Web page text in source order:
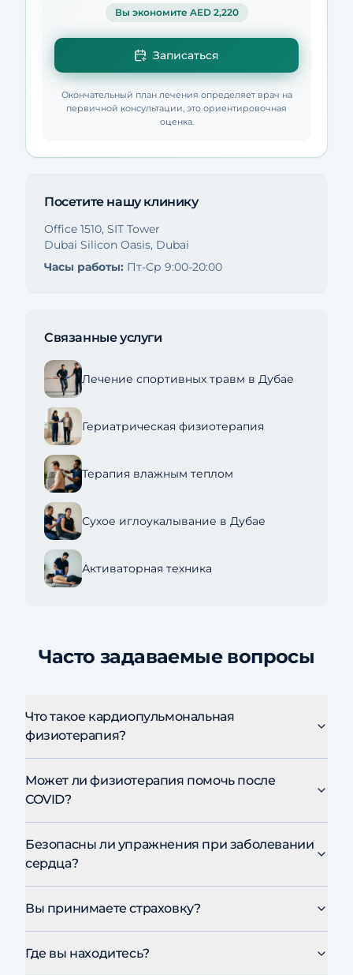
Вы экономите AED 2,220
Записаться
Окончательный план лечения определяет врач на
первичной консультации, это ориентировочная
оценка.
Посетите нашу клинику
Office 1510, SIT Tower
Dubai Silicon Oasis, Dubai
Часы работы: Пт-Ср 9:00-20:00
Связанные услуги
Лечение спортивных травм в Дубае
Гериатрическая физиотерапия
Терапия влажным теплом
Сухое иглоукалывание в Дубае
Активаторная техника
Часто задаваемые вопросы
Что такое кардиопульмональная
физиотерапия?
Может ли физиотерапия помочь после
COVID?
Безопасны ли упражнения при заболевании
сердца?
Вы принимаете страховку?
Где вы находитесь?